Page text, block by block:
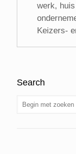
werk,
Keizers-
Search